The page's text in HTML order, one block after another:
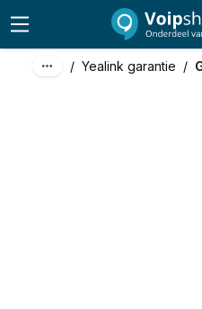
/ Yealink garantie /
excl. btw
incl. btw